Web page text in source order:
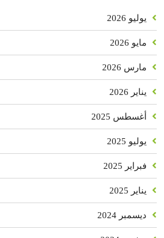
يوليو 2026
مايو 2026
مارس 2026
يناير 2026
أغسطس 2025
يوليو 2025
فبراير 2025
يناير 2025
ديسمبر 2024